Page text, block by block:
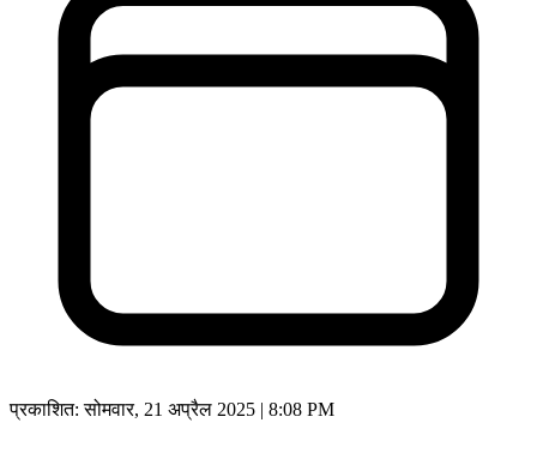
प्रकाशित:सोमवार, 21 अप्रैल 2025 | 8:08 PM